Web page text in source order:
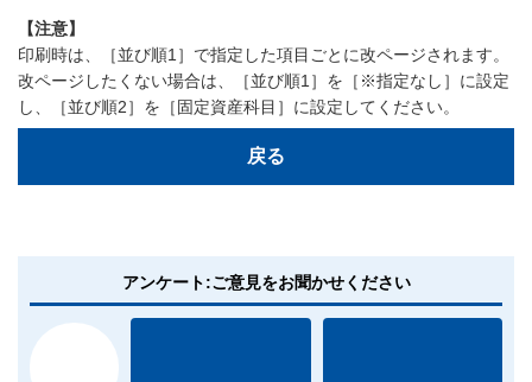
【注意】
印刷時は、［並び順1］で指定した項目ごとに改ページされます。
改ページしたくない場合は、［並び順1］を［※指定なし］に設定
し、［並び順2］を［固定資産科目］に設定してください。
戻る
アンケート:ご意見をお聞かせください